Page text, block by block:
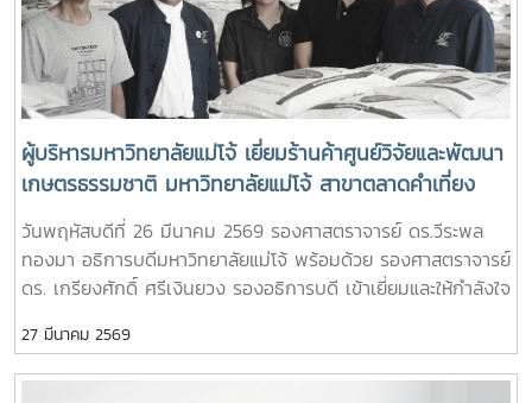
ผู้บริหารมหาวิทยาลัยแม่โจ้ เยี่ยมร้านค้าศูนย์วิจัยและพัฒนา
เกษตรธรรมชาติ มหาวิทยาลัยแม่โจ้ สาขาตลาดคำเที่ยง
เพื่อเป็นแหล่งรวมสินค้าออร์แกนิก และ ผลิตภัณฑ์สินค้า
เกษตรอินทรีย์
วันพฤหัสบดีที่ 26 มีนาคม 2569 รองศาสตราจารย์ ดร.วีระพล
ทองมา อธิการบดีมหาวิทยาลัยแม่โจ้ พร้อมด้วย รองศาสตราจารย์
ดร. เกรียงศักดิ์ ศรีเงินยวง รองอธิการบดี เข้าเยี่ยมและให้กำลังใจ
มหาวิทยาลัยแม่โจ้ สาขาตลาดคำเที่ยงโดยการเปิดร้านดังกล่าวนัั้น
เพื่อเป็นแหล่งรวมสินค้าออร์แกนิก และ ผลิตภัณฑ์สินค้าเกษตร
27 มีนาคม 2569